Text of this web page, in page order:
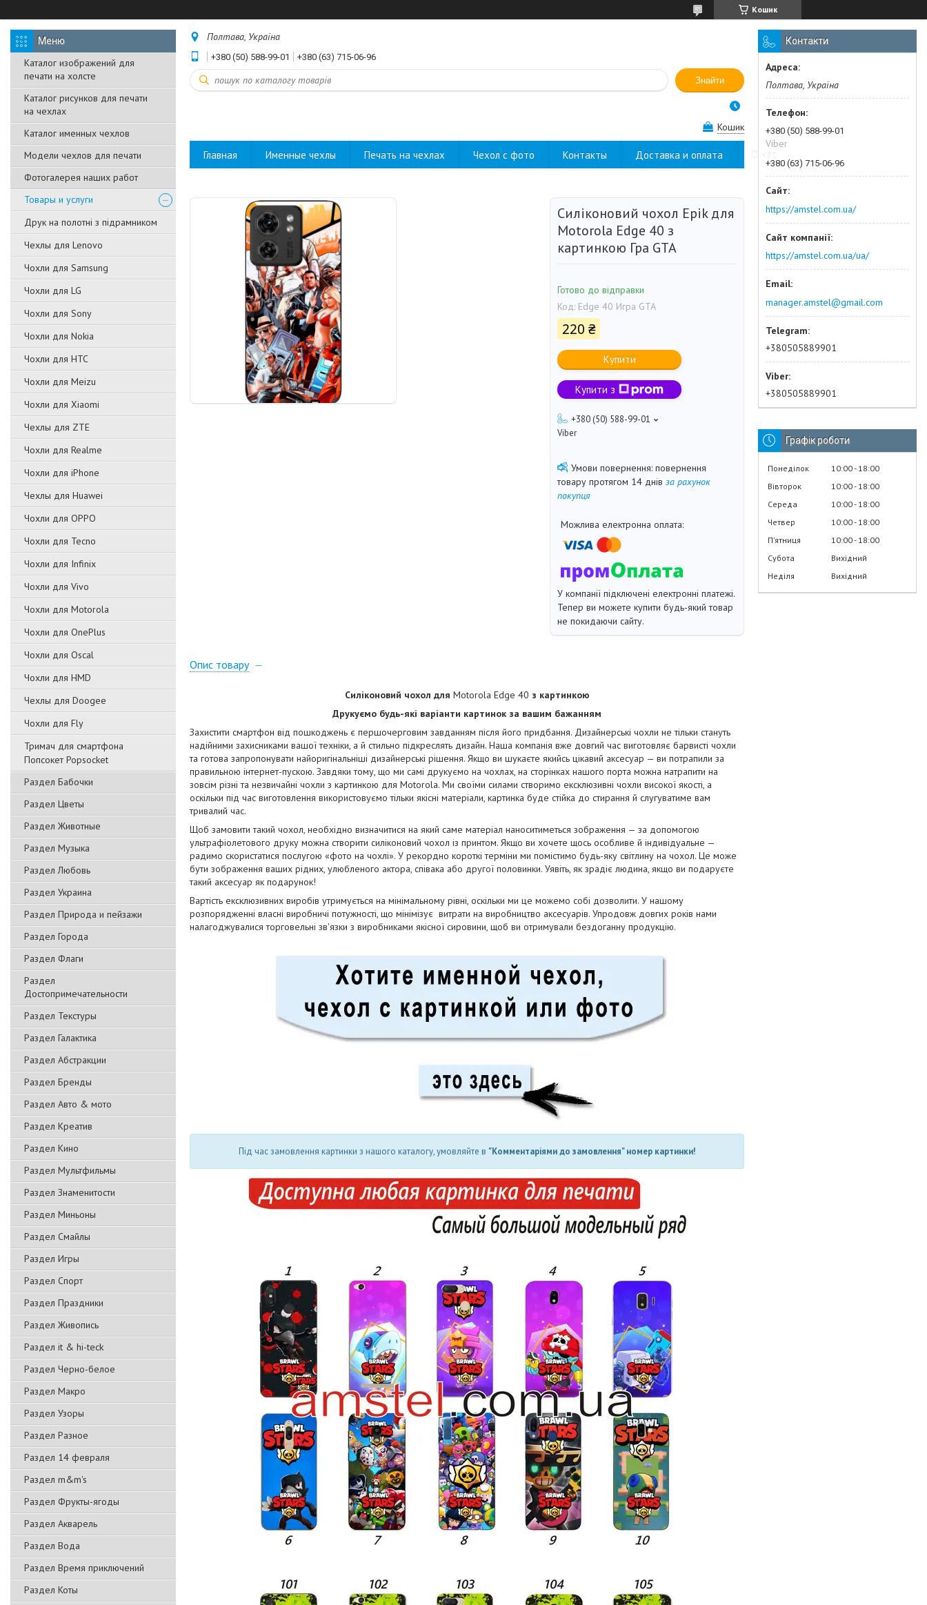
Кошик
Каталог изображений для
печати на холсте
Каталог рисунков для печати
на чехлах
Каталог именных чехлов
Модели чехлов для печати
Фотогалерея наших работ
Товары и услуги
Друк на полотні з підрамником
Чехлы для Lenovo
Чохли для Samsung
Чохли для LG
Чохли для Sony
Чохли для Nokia
Чохли для HTC
Чохли для Meizu
Чохли для Xiaomi
Чехлы для ZTE
Чохли для Realme
Чохли для iPhone
Чехлы для Huawei
Чохли для OPPO
Чохли для Tecno
Чохли для Infinix
Чохли для Vivo
Чохли для Motorola
Чохли для OnePlus
Чохли для Oscal
Чохли для HMD
Чехлы для Doogee
Чохли для Fly
Тримач для смартфона
Попсокет Popsocket
Раздел Бабочки
Раздел Цветы
Раздел Животные
Раздел Музыка
Раздел Любовь
Раздел Украина
Раздел Природа и пейзажи
Раздел Города
Раздел Флаги
Раздел
Достопримечательности
Раздел Текстуры
Раздел Галактика
Раздел Абстракции
Раздел Бренды
Раздел Авто & мото
Раздел Креатив
Раздел Кино
Раздел Мультфильмы
Раздел Знаменитости
Раздел Миньоны
Раздел Смайлы
Раздел Игры
Раздел Спорт
Раздел Праздники
Раздел Живопись
Раздел it & hi-teck
Раздел Черно-белое
Раздел Макро
Раздел Узоры
Раздел Разное
Раздел 14 февраля
Раздел m&m's
Раздел Фрукты-ягоды
Раздел Акварель
Раздел Вода
Раздел Время приключений
Раздел Коты
Полтава, Україна
+380 (50) 588-99-01 +380 (63) 715-06-96
Знайти
Кошик
Главная Именные чехлы Печать на чехлах Чехол с фото Контакты Доставка и оплата О нас
Силіконовий чохол Epik для
Motorola Edge 40 з
картинкою Гра GTA
Готово до відправки
Код: Edge 40 Игра GTA
220 ₴
Купити
Купити з
+380 (50) 588-99-01
Viber
повернення
товару протягом 14 днів за рахунок
покупця
У компанії підключені електронні платежі.
Тепер ви можете купити будь-який товар
не покидаючи сайту.
Опис товару
Силіконовий чохол для Motorola Edge 40 з картинкою
Друкуємо будь-які варіанти картинок за вашим бажанням
Захистити смартфон від пошкоджень є першочерговим завданням після його придбання. Дизайнерські чохли не тільки стануть
надійними захисниками вашої техніки, а й стильно підкреслять дизайн. Наша компанія вже довгий час виготовляє барвисті чохли
та готова запропонувати найоригінальніші дизайнерські рішення. Якщо ви шукаєте якийсь цікавий аксесуар — ви потрапили за
правильною інтернет-пускою. Завдяки тому, що ми самі друкуємо на чохлах, на сторінках нашого порта можна натрапити на
зовсім різні та незвичайні чохли з картинкою для Motorola. Ми своїми силами створимо ексклюзивні чохли високої якості, а
оскільки під час виготовлення використовуємо тільки якісні матеріали, картинка буде стійка до стирання й слугуватиме вам
тривалий час.
Щоб замовити такий чохол, необхідно визначитися на який саме матеріал наноситиметься зображення — за допомогою
ультрафіолетового друку можна створити силіконовий чохол із принтом. Якщо ви хочете щось особливе й індивідуальне —
радимо скористатися послугою «фото на чохлі». У рекордно короткі терміни ми помістимо будь-яку світлину на чохол. Це може
бути зображення ваших рідних, улюбленого актора, співака або другої половинки. Уявіть, як зрадіє людина, якщо ви подаруєте
такий аксесуар як подарунок!
Вартість ексклюзивних виробів утримується на мінімальному рівні, оскільки ми це можемо собі дозволити. У нашому
розпорядженні власні виробничі потужності, що мінімізує витрати на виробництво аксесуарів. Упродовж довгих років нами
налагоджувалися торговельні зв'язки з виробниками якісної сировини, щоб ви отримували бездоганну продукцію.
Під час замовлення картинки з нашого каталогу, умовляйте в "Комментаріями до замовлення" номер картинки!
Контакти
Полтава, Україна
+380 (50) 588-99-01
Viber
+380 (63) 715-06-96
https://amstel.com.ua/
https://amstel.com.ua/ua/
manager.amstel@gmail.com
+380505889901
+380505889901
Графік роботи
Понеділок 10:00 18:00
Вівторок
10:00 18:00
Середа
10:00 18:00
Четвер
10:00 18:00
Пʼятниця
10:00 18:00
Субота
Вихідний
Неділя
Вихідний